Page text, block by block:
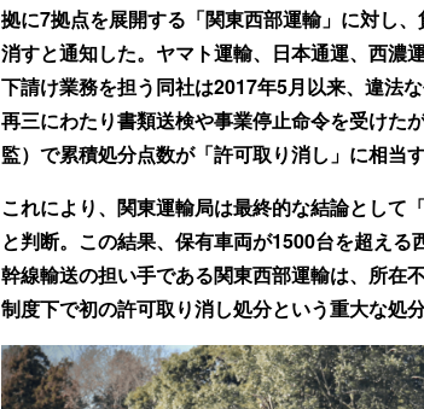
拠に7拠点を展開する「関東西部運輸」に対し
消すと通知した。ヤマト運輸、日本通運、西濃
下請け業務を担う同社は2017年5月以来、違法
再三にわたり書類送検や事業停止命令を受けた
監）で累積処分点数が「許可取り消し」に相当
これにより、関東運輸局は最終的な結論として
と判断。この結果、保有車両が1500台を超え
幹線輸送の担い手である関東西部運輸は、所在
制度下で初の許可取り消し処分という重大な処